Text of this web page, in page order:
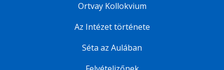
Ortvay Kollokvium
Az Intézet története
Séta az Aulában